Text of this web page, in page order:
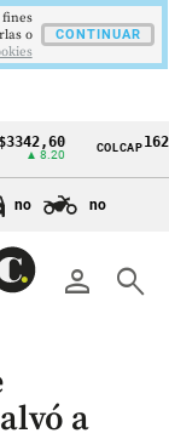
COLCAP1621,34
no no
person search
a
fines
o
CONTINUAR